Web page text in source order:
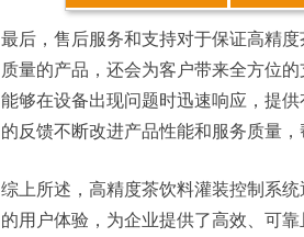
最后，售后服务和支持对于保证高精
质量的产品，还会为客户带来全方位
能够在设备出现问题时迅速响应，提
的反馈不断改进产品性能和服务质量
综上所述，高精度茶饮料灌装控制系
的用户体验，为企业提供了高效、可